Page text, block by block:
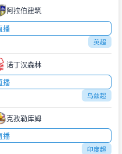
阿拉伯建筑
播
英超
诺丁汉森林
播
乌兹超
克孜勒库姆
播
印度超